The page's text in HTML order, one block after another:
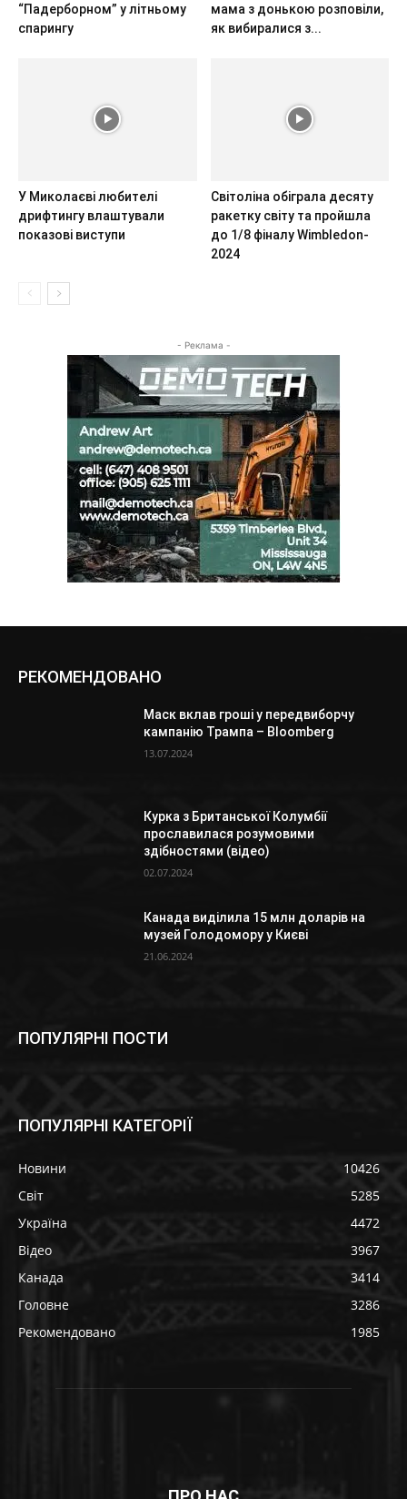
“Падерборном” у літньому
спарингу
мама з донькою розповіли,
як вибиралися з...
У Миколаєві любителі
дрифтингу влаштували
показові виступи
Світоліна обіграла десяту
ракетку світу та пройшла
до 1/8 фіналу Wimbledon-
2024
- Реклама -
РЕКОМЕНДОВАНО
Маск вклав гроші у передвиборчу
кампанію Трампа – Bloomberg
13.07.2024
Курка з Британської Колумбії
прославилася розумовими
здібностями (відео)
02.07.2024
Канада виділила 15 млн доларів на
музей Голодомору у Києві
21.06.2024
ПОПУЛЯРНІ ПОСТИ
ПОПУЛЯРНІ КАТЕГОРІЇ
Новини
10426
Світ
5285
Україна
4472
Відео
3967
Канада
3414
Головне
3286
Рекомендовано
1985